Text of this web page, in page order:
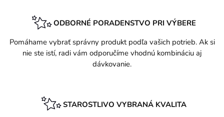
ODBORNÉ PORADENSTVO PRI VÝBERE
Pomáhame vybrať správny produkt podľa vašich potrieb. Ak si
nie ste istí, radi vám odporučíme vhodnú kombináciu aj
dávkovanie.
STAROSTLIVO VYBRANÁ KVALITA